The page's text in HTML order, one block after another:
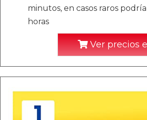
minutos, en casos raros
horas
Ver precios